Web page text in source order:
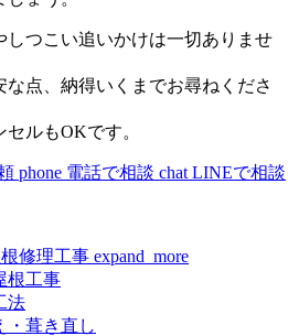
しつこい追いかけは一切ありませ
な点、納得いくまでお尋ねくださ
ルもOKです。
phone 電話で相談 chat LINEで相談
修理工事 expand_more
根工事
法
・葺き直し